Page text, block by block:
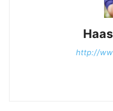
http://